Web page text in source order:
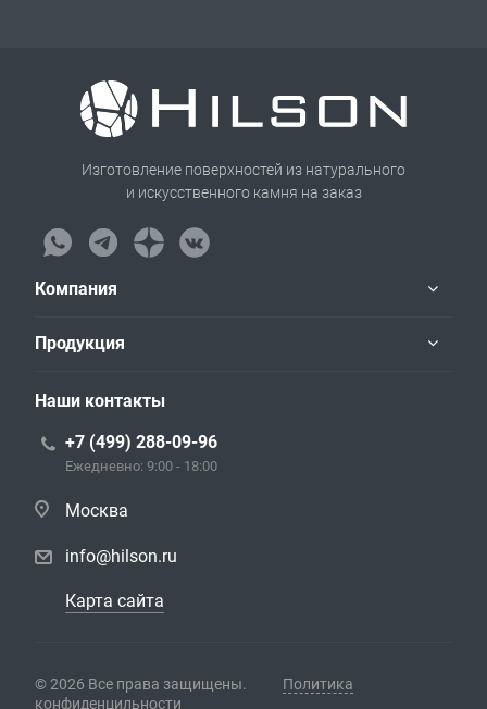
Изготовление поверхностей из натурального
и искусственного камня на заказ
Компания
Продукция
Наши контакты
+7 (499) 288-09-96
Ежедневно: 9:00 - 18:00
Москва
info@hilson.ru
Карта сайта
© 2026 Все права защищены.
Политика
конфиденцильности